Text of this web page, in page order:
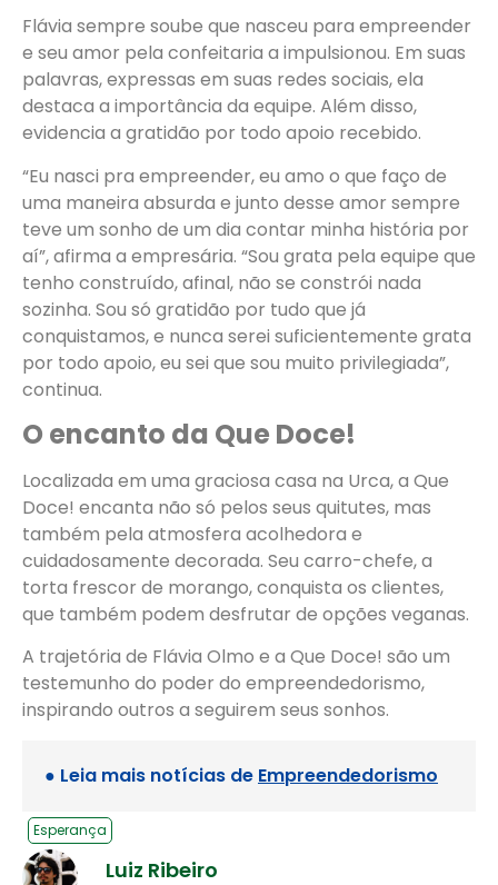
Flávia sempre soube que nasceu para empreender
e seu amor pela confeitaria a impulsionou. Em suas
palavras, expressas em suas redes sociais, ela
destaca a importância da equipe. Além disso,
evidencia a gratidão por todo apoio recebido.
“Eu nasci pra empreender, eu amo o que faço de
uma maneira absurda e junto desse amor sempre
teve um sonho de um dia contar minha história por
aí”, afirma a empresária. “Sou grata pela equipe que
tenho construído, afinal, não se constrói nada
sozinha. Sou só gratidão por tudo que já
conquistamos, e nunca serei suficientemente grata
por todo apoio, eu sei que sou muito privilegiada”,
continua.
O encanto da Que Doce!
Localizada em uma graciosa casa na Urca, a Que
Doce! encanta não só pelos seus quitutes, mas
também pela atmosfera acolhedora e
cuidadosamente decorada. Seu carro-chefe, a
torta frescor de morango, conquista os clientes,
que também podem desfrutar de opções veganas.
A trajetória de Flávia Olmo e a Que Doce! são um
testemunho do poder do empreendedorismo,
inspirando outros a seguirem seus sonhos.
● Leia mais notícias de Empreendedorismo
Esperança
Luiz Ribeiro